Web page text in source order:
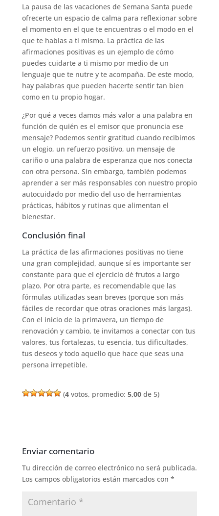
La pausa de las vacaciones de Semana Santa puede
ofrecerte un espacio de calma para reflexionar sobre
el momento en el que te encuentras o el modo en el
que te hablas a ti mismo. La práctica de las
afirmaciones positivas es un ejemplo de cómo
puedes cuidarte a ti mismo por medio de un
lenguaje que te nutre y te acompaña. De este modo,
hay palabras que pueden hacerte sentir tan bien
como en tu propio hogar.
¿Por qué a veces damos más valor a una palabra en
función de quién es el emisor que pronuncia ese
mensaje? Podemos sentir gratitud cuando recibimos
un elogio, un refuerzo positivo, un mensaje de
cariño o una palabra de esperanza que nos conecta
con otra persona. Sin embargo, también podemos
aprender a ser más responsables con nuestro propio
autocuidado por medio del uso de herramientas
prácticas, hábitos y rutinas que alimentan el
bienestar.
Conclusión final
La práctica de las afirmaciones positivas no tiene
una gran complejidad, aunque sí es importante ser
constante para que el ejercicio dé frutos a largo
plazo. Por otra parte, es recomendable que las
fórmulas utilizadas sean breves (porque son más
fáciles de recordar que otras oraciones más largas).
Con el inicio de la primavera, un tiempo de
renovación y cambio, te invitamos a conectar con tus
valores, tus fortalezas, tu esencia, tus dificultades,
tus deseos y todo aquello que hace que seas una
persona irrepetible.
(4votos, promedio: 5,00de 5)
Enviar comentario
Tu dirección de correo electrónico no será publicada.
Los campos obligatorios están marcados con *